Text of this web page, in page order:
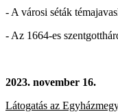
- A városi séták
- Az 1664-es
2023. november 16.
Látogatás az